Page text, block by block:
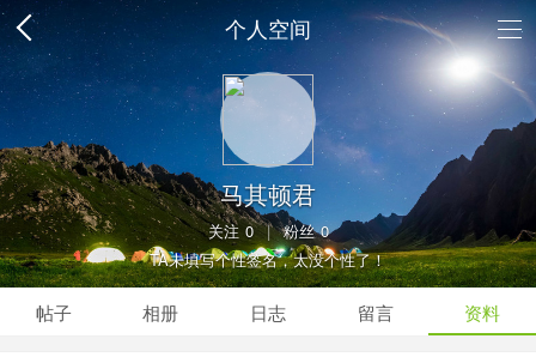
个人空间
马其顿君
关注 0 | 粉丝 0
TA未填写个性签名，太没个性了！
帖子 相册 日志 留言 资料